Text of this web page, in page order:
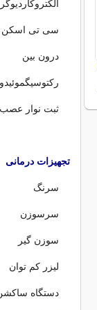
سی تی اسکن
درون بین
ثبت نوار
تجهیزات درمانی
سرنگ
سرسوزن
سوزن گیر
لیزر کم توان
دستگاه